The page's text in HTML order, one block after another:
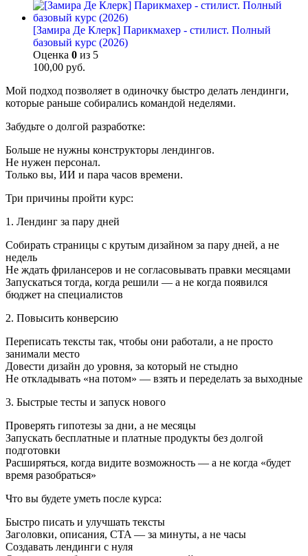
[Замира Де Клерк] Парикмахер - стилист. Полный
базовый курс (2026)
Оценка 0 из 5
100,00 руб.
Мой подход позволяет в одиночку быстро делать лендинги,
которые раньше собирались командой неделями.
Забудьте о долгой разработке:
Больше не нужны конструкторы лендингов.
Не нужен персонал.
Только вы, ИИ и пара часов времени.
Три причины пройти курс:
1. Лендинг за пару дней
Собирать страницы с крутым дизайном за пару дней, а не
недель
Не ждать фрилансеров и не согласовывать правки месяцами
Запускаться тогда, когда решили — а не когда появился
бюджет на специалистов
2. Повысить конверсию
Переписать тексты так, чтобы они работали, а не просто
занимали место
Довести дизайн до уровня, за который не стыдно
Не откладывать «на потом» — взять и переделать за выходные
3. Быстрые тесты и запуск нового
Проверять гипотезы за дни, а не месяцы
Запускать бесплатные и платные продукты без долгой
подготовки
Расширяться, когда видите возможность — а не когда «будет
время разобраться»
Что вы будете уметь после курса:
Быстро писать и улучшать тексты
Заголовки, описания, CTA — за минуты, а не часы
Создавать лендинги с нуля